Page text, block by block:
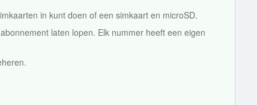
in kunt doen of een simkaart en microSD.
laten lopen. Elk nummer heeft een eigen